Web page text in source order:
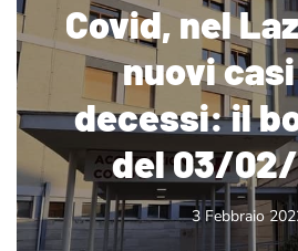
Covid, nel
nuovi
decessi: il
del 03/
3 Febbraio